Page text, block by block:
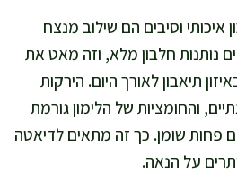
איכותי וסיבים הם שילוב מנצח
נותנות חלבון מלא, וזה מאט את
תיאבון לאורך היום. הירקות
והחומציות של הלימון גורמת
פחות שומן. כך זה מתאים לדיאטה
על הנאה.